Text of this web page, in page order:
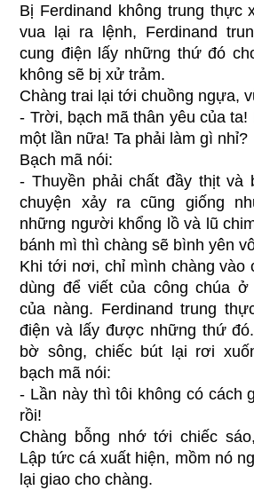
Bị Ferdinand không trung thực
vua lại ra lệnh, Ferdinand
cung điện lấy những thứ đó
không sẽ bị xử trảm.
Chàng trai lại tới chuồng ngựa,
- Trời, bạch mã thân yêu của
một lần nữa! Ta phải làm gì nhỉ?
Bạch mã nói:
- Thuyền phải chất đầy thịt và
chuyện xảy ra cũng giống
những người khổng lồ và lũ
bánh mì thì chàng sẽ bình yên
Khi tới nơi, chỉ mình chàng vào
dùng để viết của công chúa ở
của nàng. Ferdinand trung
điện và lấy được những thứ
bờ sông, chiếc bút lại rơi
bạch mã nói:
- Lần này thì tôi không có cách
rồi!
Chàng bỗng nhớ tới chiếc
Lập tức cá xuất hiện, mồm nó
lại giao cho chàng.